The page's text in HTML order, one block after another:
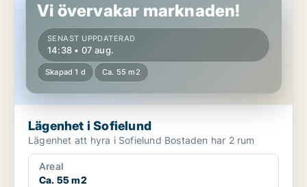
Vi övervakar marknaden!
SENAST UPPDATERAD
14:38 • 07 aug.
Skapad 1 d Ca. 55 m2
Lägenhet i Sofielund
Lägenhet att hyra i Sofielund Bostaden har 2 rum
Areal
Ca. 55 m2